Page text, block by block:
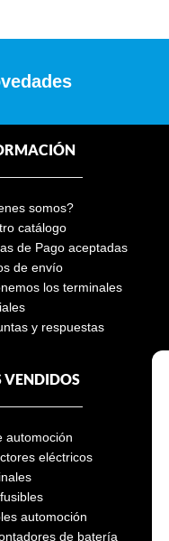
somos?
catálogo
de Pago aceptadas
de envío
los terminales
y respuestas
VENDIDOS
automoción
eléctricos
automoción
de batería